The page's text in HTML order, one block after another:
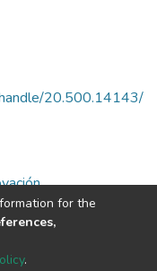
20.500.14143/
for the
.